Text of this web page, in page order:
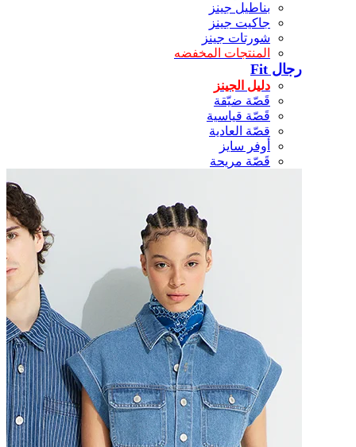
بناطيل جينز
جاكيت جينز
شورتات جينز
المنتجات المخفضه
رجال Fit
دليل الجينز
قَصّة ضيّقة
قَصّة قياسية
قصّة العادية
أوفر سايز
قَصّة مريحة